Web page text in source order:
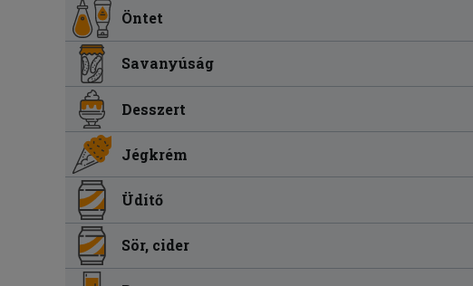
Öntet
Savanyúság
Desszert
Jégkrém
Üdítő
Sör, cider